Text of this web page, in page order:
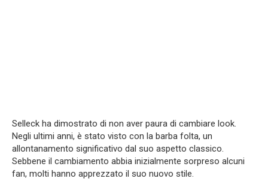
Selleck ha dimostrato di non aver paura di cambiare look.
Negli ultimi anni, è stato visto con la barba folta, un
allontanamento significativo dal suo aspetto classico.
Sebbene il cambiamento abbia inizialmente sorpreso alcuni
fan, molti hanno apprezzato il suo nuovo stile.